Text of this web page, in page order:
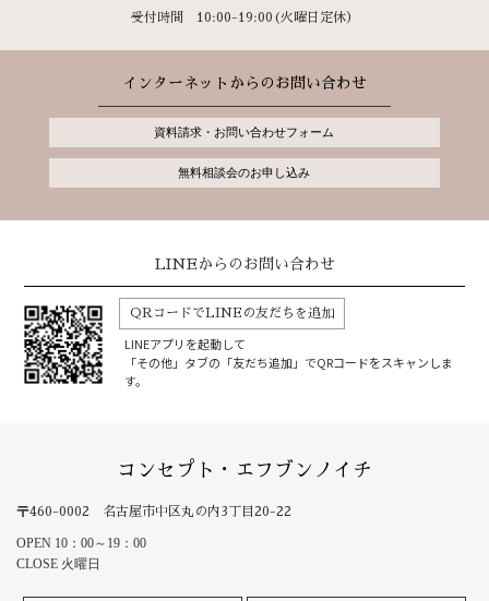
受付時間 10:00-19:00(火曜日定休）
インターネットからのお問い合わせ
資料請求・お問い合わせフォーム
無料相談会のお申し込み
LINEからのお問い合わせ
QRコードでLINEの友だちを追加
LINEアプリを起動して
「その他」タブの「友だち追加」でQRコードをスキャンしま
す。
コンセプト・エフブンノイチ
〒460-0002 名古屋市中区丸の内3丁目20-22
OPEN 10：00～19：00
CLOSE 火曜日